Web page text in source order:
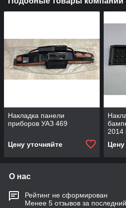
Накладка панели
приборов УАЗ 469
Цену уточняйте
2014
Цену
О нас
Рейтинг не сформирован
Менее 5 отзывов за